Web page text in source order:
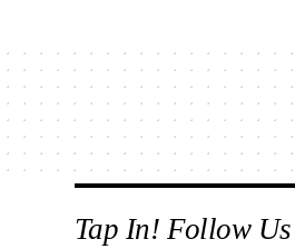
Tap In! Follow